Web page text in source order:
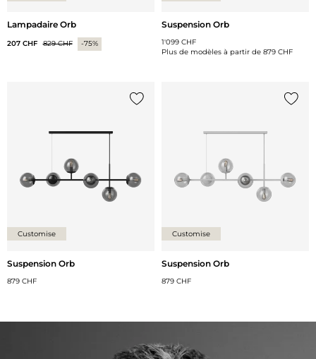
Lampadaire Orb
207 CHF 829 CHF -75%
Suspension Orb
1'099 CHF
Plus de modèles à partir de 879 CHF
Customise
Suspension Orb
879 CHF
Customise
Suspension Orb
879 CHF